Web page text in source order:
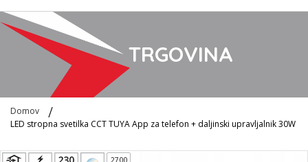
TRGOVINA
Domov
LED stropna svetilka CCT TUYA App za telefon + daljinski upravljalnik 30W
Preskoči
2700